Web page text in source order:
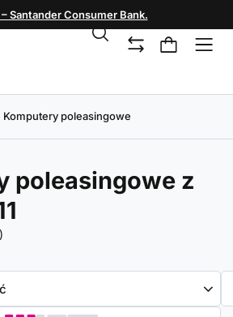
Santander Consumer Bank.
Komputery poleasingowe
poleasingowe z
)